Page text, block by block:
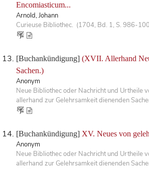
Encomiasticum...
Arnold, Johann
Curieuse Bibliothec. (1704, Bd. 1, S. 986-
[Buchankündigung] (XVII. Allerhand
Sachen.)
Anonym
Neue Bibliothec oder Nachricht und Urtheile
allerhand zur Gelehrsamkeit dienenden
[Buchankündigung] XV. Neues von
Anonym
Neue Bibliothec oder Nachricht und Urtheile
allerhand zur Gelehrsamkeit dienenden